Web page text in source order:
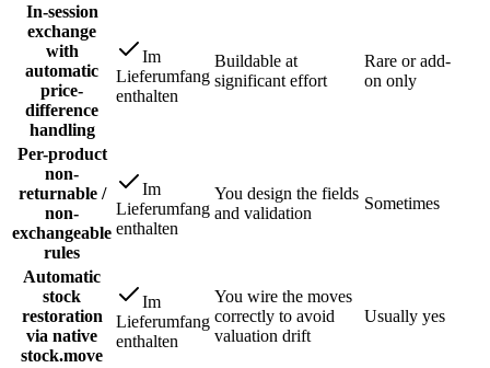
In-session
exchange
with
automatic
price-
difference
handling
Im
Lieferumfang
enthalten
Buildable at
significant effort
Rare or add-
on only
Per-product
non-
returnable /
non-
exchangeable
rules
Im
Lieferumfang
enthalten
You design the fields
and validation
Sometimes
Automatic
stock
restoration
via native
stock.move
Im
Lieferumfang
enthalten
You wire the moves
correctly to avoid
valuation drift
Usually yes